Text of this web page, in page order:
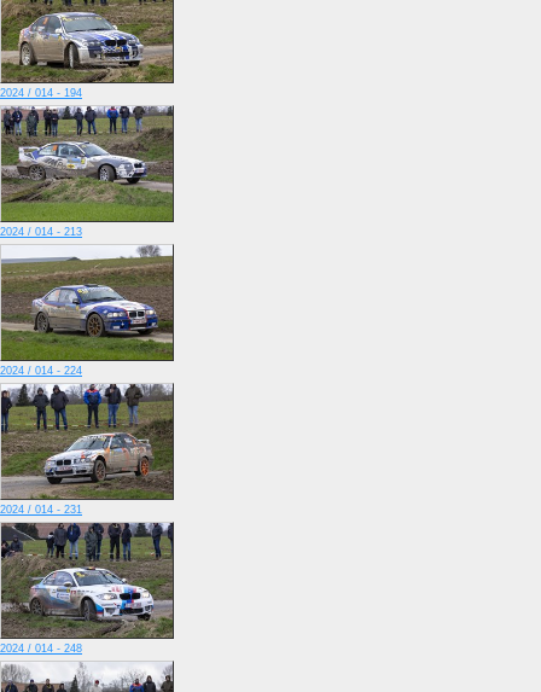
2024 / 014 - 194
2024 / 014 - 213
2024 / 014 - 224
2024 / 014 - 231
2024 / 014 - 248